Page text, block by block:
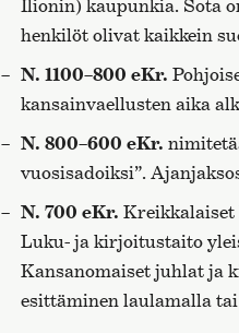
Ilionin) kaupunkia. Sota
henkilöt olivat kaikkein
N. 1100–800 eKr.
kansainvaellusten aika
N. 800–600 eKr.
vuosisadoiksi”.
N. 700 eKr. Kreikkalaiset
Luku- ja kirjoitustaito
Kansanomaiset juhlat ja
esittäminen laulamalla